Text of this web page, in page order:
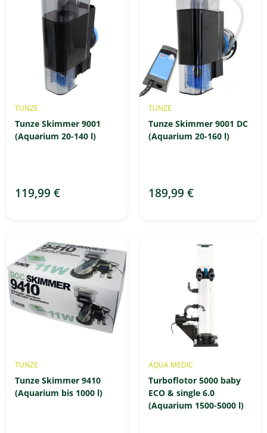
TUNZE
Tunze Skimmer 9001
(Aquarium 20-140 l)
119,99 €
TUNZE
Tunze Skimmer 9001 DC
(Aquarium 20-160 l)
189,99 €
TUNZE
Tunze Skimmer 9410
(Aquarium bis 1000 l)
AQUA MEDIC
Turboflotor 5000 baby
ECO & single 6.0
(Aquarium 1500-5000 l)